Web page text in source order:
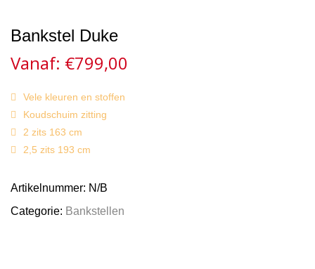
Bankstel Duke
Vanaf: €799,00
Vele kleuren en stoffen
Koudschuim zitting
2 zits 163 cm
2,5 zits 193 cm
Artikelnummer: N/B
Categorie: Bankstellen